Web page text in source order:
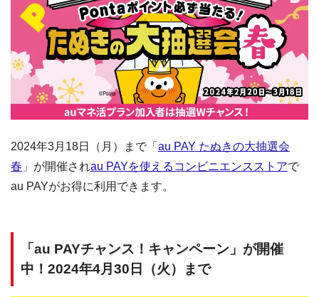
2024年3月18日（月）まで「 au PAY たぬきの大抽選会
春 」が開催されau PAYを使えるコンビニエンスストアで
au PAYがお得に利用できます。
「au PAYチャンス！キャンペーン」が開催
中！2024年4月30日（火）まで